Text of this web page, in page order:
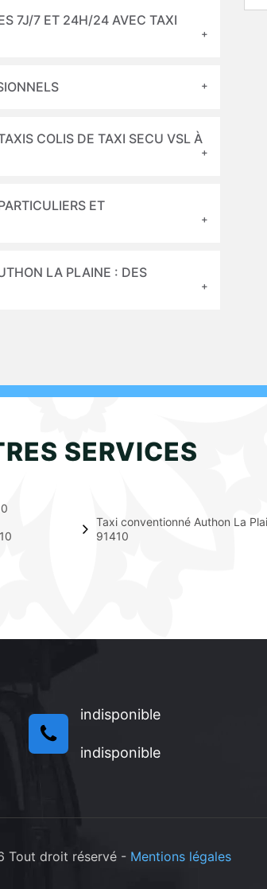
7J/7 ET 24H/24 AVEC TAXI
COLIS DE TAXI SECU VSL À
ET
LA PLAINE : DES
SERVICES
Taxi conventionné Authon La
91410
indisponible
indisponible
Tout droit réservé - Mentions légales